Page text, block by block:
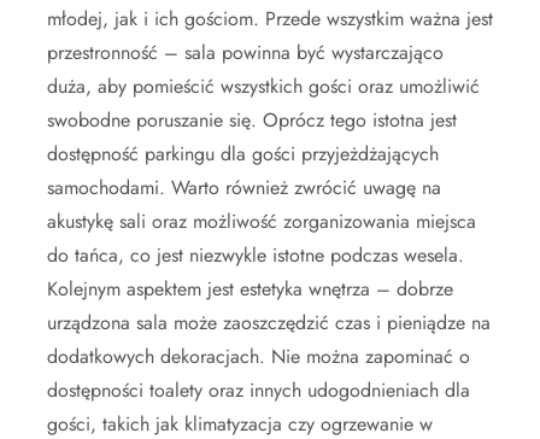
młodej, jak i ich gościom. Przede wszystkim ważna jest
przestronność – sala powinna być wystarczająco
duża, aby pomieścić wszystkich gości oraz umożliwić
swobodne poruszanie się. Oprócz tego istotna jest
dostępność parkingu dla gości przyjeżdżających
samochodami. Warto również zwrócić uwagę na
akustykę sali oraz możliwość zorganizowania miejsca
do tańca, co jest niezwykle istotne podczas wesela.
Kolejnym aspektem jest estetyka wnętrza – dobrze
urządzona sala może zaoszczędzić czas i pieniądze na
dodatkowych dekoracjach. Nie można zapominać o
dostępności toalety oraz innych udogodnieniach dla
gości, takich jak klimatyzacja czy ogrzewanie w